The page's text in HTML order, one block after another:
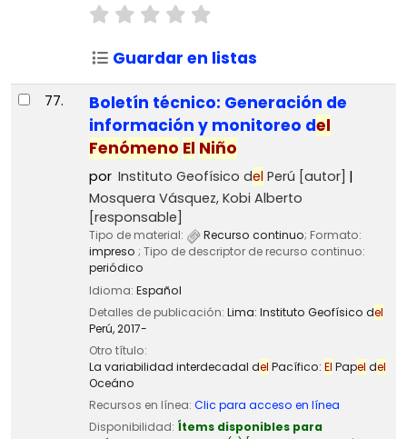
Guardar en listas
77.
Boletín técnico: Generación de
información y monitoreo del
Fenómeno El Niño
por Instituto Geofísico del Perú [autor]
Mosquera Vásquez, Kobi Alberto
[responsable]
Tipo de material: Recurso continuo; Formato:
impreso ; Tipo de descriptor de recurso continuo:
periódico
Idioma: Español
Detalles de publicación: Lima: Instituto Geofísico del
Perú,2017-
Otro título:
La variabilidad interdecadal del Pacífico: El Papel del
Oceáno
Recursos en línea: Clic para acceso en línea
Disponibilidad: Ítems disponibles para